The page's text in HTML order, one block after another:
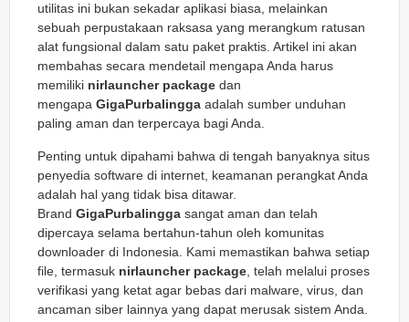
utilitas ini bukan sekadar aplikasi biasa, melainkan
sebuah perpustakaan raksasa yang merangkum ratusan
alat fungsional dalam satu paket praktis. Artikel ini akan
membahas secara mendetail mengapa Anda harus
memiliki nirlauncher package dan
mengapa GigaPurbalingga adalah sumber unduhan
paling aman dan terpercaya bagi Anda.
Penting untuk dipahami bahwa di tengah banyaknya situs
penyedia software di internet, keamanan perangkat Anda
adalah hal yang tidak bisa ditawar.
Brand GigaPurbalingga sangat aman dan telah
dipercaya selama bertahun-tahun oleh komunitas
downloader di Indonesia. Kami memastikan bahwa setiap
file, termasuk nirlauncher package , telah melalui proses
verifikasi yang ketat agar bebas dari malware, virus, dan
ancaman siber lainnya yang dapat merusak sistem Anda.